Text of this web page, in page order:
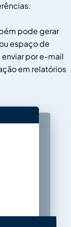
pode gerar
espaço de
por e-mail
em relatórios